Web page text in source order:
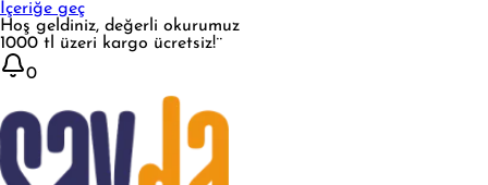
İçeriğe geç
Hoş geldiniz, değerli okurumuz
1000 tl üzeri kargo ücretsiz!¨
0